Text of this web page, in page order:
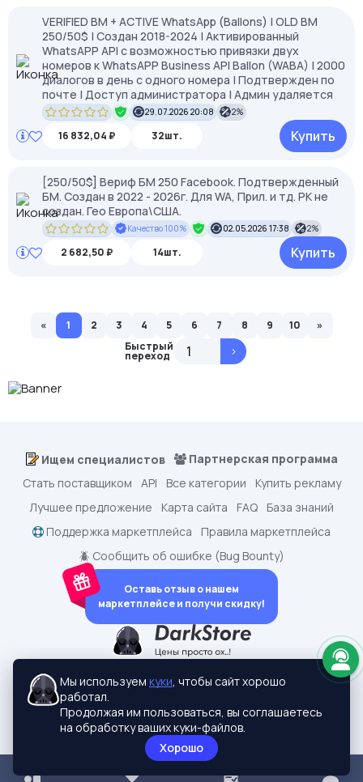
VERIFIED BM + ACTIVE WhatsApp (Ballons) | OLD BM
250/50$ | Создан 2018-2024 | Активированный
WhatsAPP API с возможностью привязки двух
номеров к WhatsAPP Business API Ballon (WABA) | 2000
диалогов в день с одного номера | Подтвержден по
почте | Доступ администратора | Админ удаляется
29.07.2026 20:08 2%
16 832,04 ₽ 32шт. Купить
[250/50$] Вериф БМ 250 Facebook. Подтвержденный
БМ. Создан в 2022 - 2026г. Для WA, Прил. и тд. РК не
создан. Гео Европа\США.
Качество 100% 02.05.2026 17:38 2%
2 682,50 ₽ 14шт. Купить
« 1 2 3 4 5 6 7 8 9 10
»
Быстрый
переход >
dark.shopping - Маркетплейс аккаунтов
2015-2026 © dark.shopping
Актуальные адреса:
Ищем специалистов
Партнерская программа
Стать поставщиком
API Все категории
Купить рекламу
Лучшее предложение
Карта сайта FAQ
База знаний
Поддержка маркетплейса
Правила маркетплейса
🪲 Сообщить об ошибке (Bug Bounty)
Оставь отзыв о нашем
маркетплейсе и получи скидку!
Мы используем куки, чтобы сайт хорошо
работал.
Продолжая им пользоваться, вы соглашаетесь
на обработку ваших куки-файлов.
Хорошо